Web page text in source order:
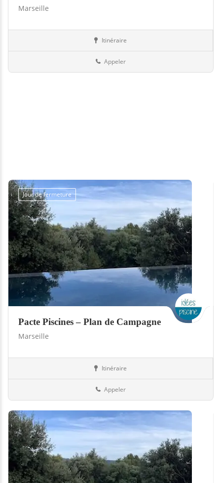
Marseille
Itinéraire
Appeler
Jour de fermeture
Pacte Piscines – Plan de Campagne
Marseille
Itinéraire
Appeler